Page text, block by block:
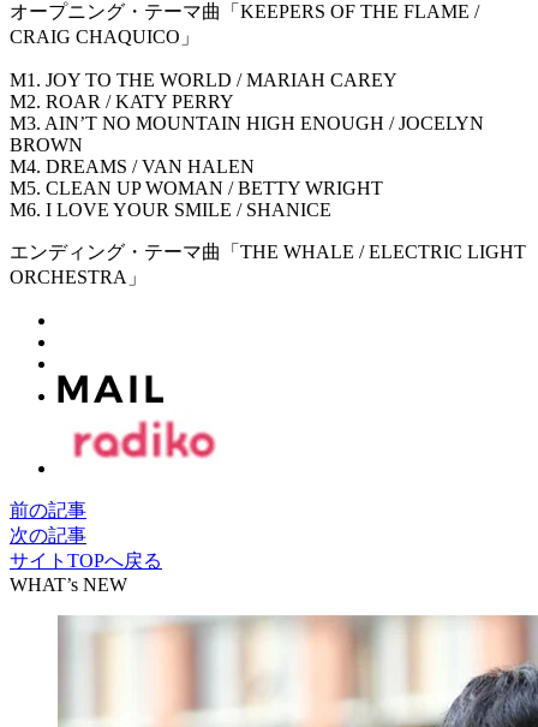
オープニング・テーマ曲「KEEPERS OF THE FLAME /
CRAIG CHAQUICO」
M1. JOY TO THE WORLD / MARIAH CAREY
M2. ROAR / KATY PERRY
M3. AIN’T NO MOUNTAIN HIGH ENOUGH / JOCELYN
BROWN
M4. DREAMS / VAN HALEN
M5. CLEAN UP WOMAN / BETTY WRIGHT
M6. I LOVE YOUR SMILE / SHANICE
エンディング・テーマ曲「THE WHALE / ELECTRIC LIGHT
ORCHESTRA」
前の記事
次の記事
サイトTOPへ戻る
WHAT’s NEW